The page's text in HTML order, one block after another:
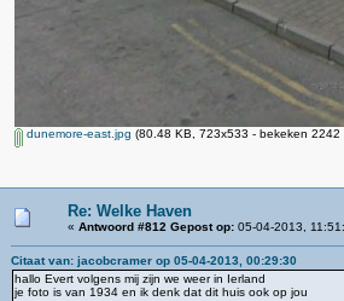
dunemore-east.jpg (80.48 KB, 723x533 - bekeken 2242
Re: Welke Haven
« Antwoord #812 Gepost op:05-04-2013,
Citaat van: jacobcramer op 05-04-2013, 00:29:30
hallo Evert volgens mij zijn we weer in Ierland
je foto is van 1934 en ik denk dat dit huis ook op jou